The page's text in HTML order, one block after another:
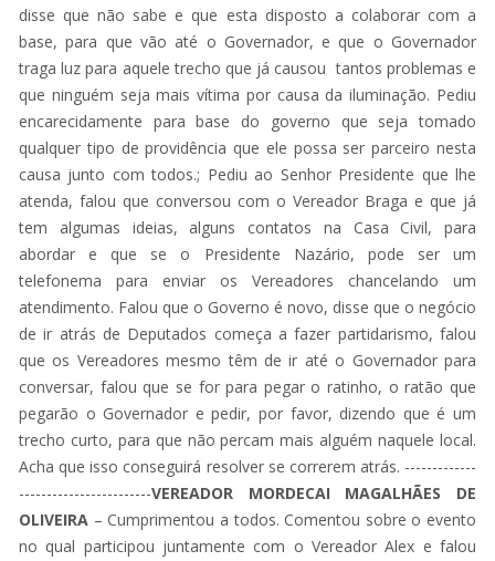
disse que não sabe e que esta disposto a colaborar com a
base, para que vão até o Governador, e que o Governador
traga luz para aquele trecho que já causou tantos problemas e
que ninguém seja mais vítima por causa da iluminação. Pediu
encarecidamente para base do governo que seja tomado
qualquer tipo de providência que ele possa ser parceiro nesta
causa junto com todos.; Pediu ao Senhor Presidente que lhe
atenda, falou que conversou com o Vereador Braga e que já
tem algumas ideias, alguns contatos na Casa Civil, para
abordar e que se o Presidente Nazário, pode ser um
telefonema para enviar os Vereadores chancelando um
atendimento. Falou que o Governo é novo, disse que o negócio
de ir atrás de Deputados começa a fazer partidarismo, falou
que os Vereadores mesmo têm de ir até o Governador para
conversar, falou que se for para pegar o ratinho, o ratão que
pegarão o Governador e pedir, por favor, dizendo que é um
trecho curto, para que não percam mais alguém naquele local.
Acha que isso conseguirá resolver se correrem atrás. -------------
------------------------VEREADOR MORDECAI MAGALHÃES DE
OLIVEIRA – Cumprimentou a todos. Comentou sobre o evento
no qual participou juntamente com o Vereador Alex e falou